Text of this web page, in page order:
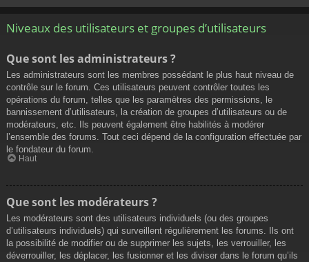
Niveaux des utilisateurs et groupes d’utilisateurs
Que sont les administrateurs ?
Les administrateurs sont les membres possédant le plus haut niveau de
contrôle sur le forum. Ces utilisateurs peuvent contrôler toutes les
opérations du forum, telles que les paramètres des permissions, le
bannissement d’utilisateurs, la création de groupes d’utilisateurs ou de
modérateurs, etc. Ils peuvent également être habilités à modérer
l’ensemble des forums. Tout ceci dépend de la configuration effectuée par
le fondateur du forum.
Haut
Que sont les modérateurs ?
Les modérateurs sont des utilisateurs individuels (ou des groupes
d’utilisateurs individuels) qui surveillent régulièrement les forums. Ils ont
la possibilité de modifier ou de supprimer les sujets, les verrouiller, les
déverrouiller, les déplacer, les fusionner et les diviser dans le forum qu’ils